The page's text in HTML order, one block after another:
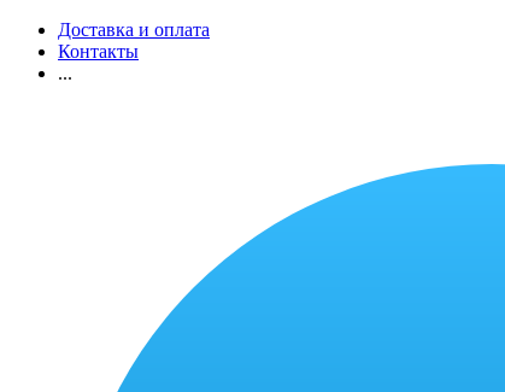
Доставка и оплата
Контакты
...